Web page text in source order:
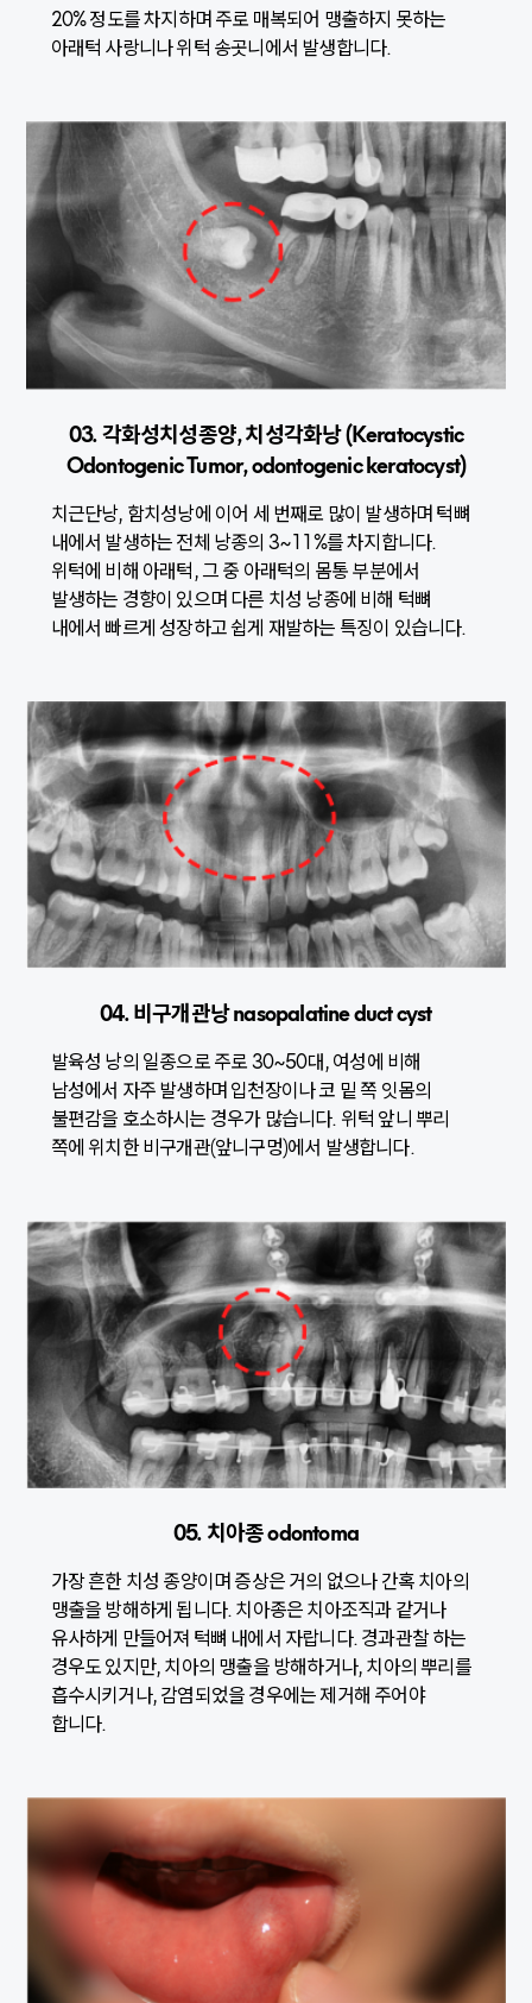
20% 정도를 차지하며 주로 매복되어 맹출하지 못하는
아래턱 사랑니나 위턱 송곳니에서 발생합니다.
03. 각화성치성종양, 치성각화낭 (Keratocystic
Odontogenic Tumor, odontogenic keratocyst)
치근단낭, 함치성낭에 이어 세 번째로 많이 발생하며 턱뼈
내에서 발생하는 전체 낭종의 3~11%를 차지합니다.
위턱에 비해 아래턱, 그 중 아래턱의 몸통 부분에서
발생하는 경향이 있으며 다른 치성 낭종에 비해 턱뼈
내에서 빠르게 성장하고 쉽게 재발하는 특징이 있습니다.
04. 비구개관낭 nasopalatine duct cyst
발육성 낭의 일종으로 주로 30~50대, 여성에 비해
남성에서 자주 발생하며 입천장이나 코 밑 쪽 잇몸의
불편감을 호소하시는 경우가 많습니다. 위턱 앞니 뿌리
쪽에 위치한 비구개관(앞니구멍)에서 발생합니다.
05. 치아종 odontoma
가장 흔한 치성 종양이며 증상은 거의 없으나 간혹 치아의
맹출을 방해하게 됩니다. 치아종은 치아조직과 같거나
유사하게 만들어져 턱뼈 내에서 자랍니다. 경과관찰 하는
경우도 있지만, 치아의 맹출을 방해하거나, 치아의 뿌리를
흡수시키거나, 감염되었을 경우에는 제거해 주어야
합니다.